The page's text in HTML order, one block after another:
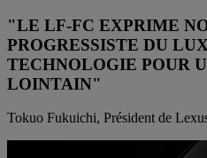
"LE LF-FC EXPRIME
PROGRESSISTE DU
TECHNOLOGIE POUR
LOINTAIN"
Tokuo Fukuichi, Président de